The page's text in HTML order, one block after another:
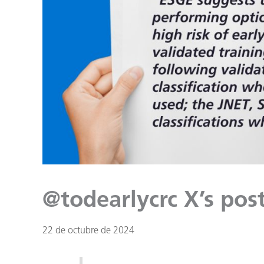
@todearlycrc X’s
22 de octubre de 2024